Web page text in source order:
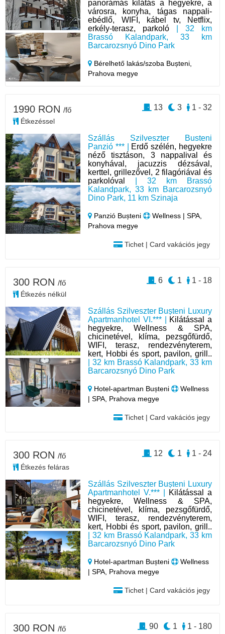
panorámás kilátás a hegyekre, a
városra, konyha, tágas nappali-
ebédlő, WIFI, kábel tv, Netflix,
erkély-terasz, parkoló | 32 km
Brassó Kalandpark, 33 km
Barcarozsnyó Dino Park
Bérelhető lakás/szoba Bușteni,
Prahova megye
Szállás Szilveszter Busteni
Panzió *** | Erdő szélén, hegyekre
néző tisztáson, 3 nappalival és
konyhával, jacuzzis dézsával,
kerttel, grillezővel, 2 filagóriával és
parkolóval
| 32 km Brassó
Kalandpark, 33 km Barcarozsnyó
Dino Park, 11 km Szinaja
Panzió Bușteni
Wellness | SPA,
Prahova megye
Tichet | Card vakációs jegy
1990 RON /fő
Étkezéssel
1 - 32
3
13
Szállás Szilveszter Bușteni Luxury
Apartmanhotel VI.*** |
Kilátással a
hegyekre, Wellness & SPA,
chicinetével, klíma, pezsgőfürdő,
WIFI, terasz, rendezvényterem,
kert, Hobbi és sport, pavilon, grill..
| 32 km Brassó Kalandpark, 33 km
Barcarozsnyó Dino Park
Hotel‑apartman Bușteni
Wellness
| SPA, Prahova megye
Tichet | Card vakációs jegy
300 RON /fő
Étkezés nélkül
1 - 18
1
6
Szállás Szilveszter Bușteni Luxury
Apartmanhotel V.*** |
Kilátással a
hegyekre, Wellness & SPA,
chicinetével, klíma, pezsgőfürdő,
WIFI, terasz, rendezvényterem,
kert, Hobbi és sport, pavilon, grill..
| 32 km Brassó Kalandpark, 33 km
Barcarozsnyó Dino Park
Hotel‑apartman Bușteni
Wellness
| SPA, Prahova megye
Tichet | Card vakációs jegy
300 RON /fő
Étkezés feláras
1 - 24
1
12
300 RON /fő 1 - 180
1
90